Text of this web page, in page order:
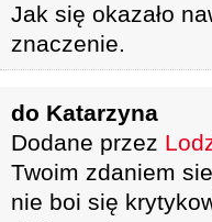
Jak się okazało
znaczenie.
do Katarzyna
Dodane przez
Twoim zdaniem
nie boi się